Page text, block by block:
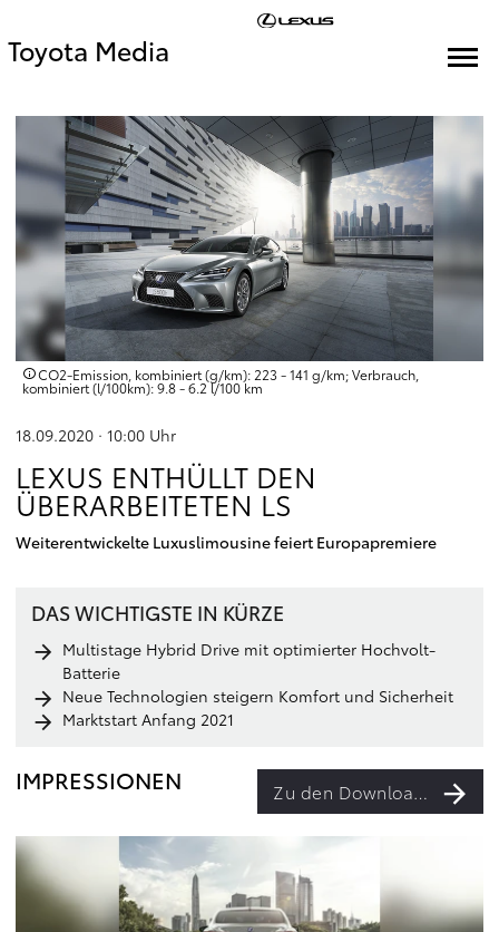
Toyota Media
CO2-Emission, kombiniert (g/km): 223 - 141 g/km; Verbrauch,
kombiniert (l/100km): 9.8 - 6.2 l/100 km
18.09.2020 · 10:00 Uhr
LEXUS ENTHÜLLT DEN
ÜBERARBEITETEN LS
Weiterentwickelte Luxuslimousine feiert Europapremiere
DAS WICHTIGSTE IN KÜRZE
Multistage Hybrid Drive mit optimierter Hochvolt-
Batterie
Neue Technologien steigern Komfort und Sicherheit
Marktstart Anfang 2021
IMPRESSIONEN Zu den Downloads